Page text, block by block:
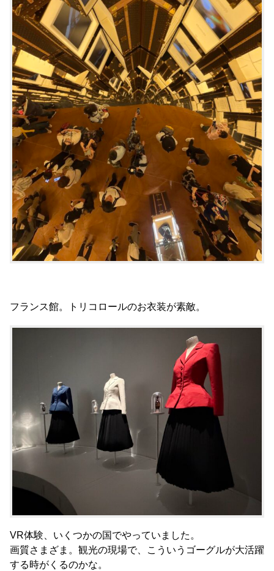
フランス館。トリコロールのお衣装が素敵。
VR体験、いくつかの国でやっていました。
画質さまざま。観光の現場で、こういうゴーグルが大活躍
する時がくるのかな。